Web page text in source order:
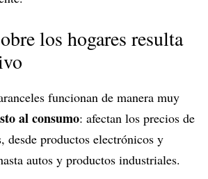
los hogares resulta
funcionan de manera muy
al consumo: afectan los precios de
desde productos electrónicos y
autos y productos industriales.